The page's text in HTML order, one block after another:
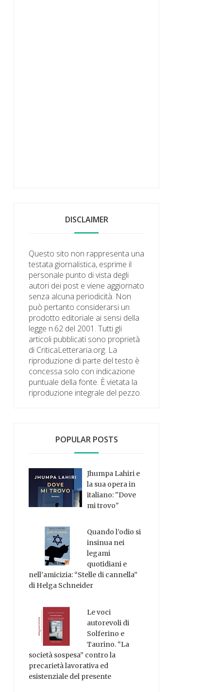
DISCLAIMER
Questo sito non rappresenta una
testata giornalistica, esprime il
personale punto di vista degli
autori dei post e viene aggiornato
senza alcuna periodicità. Non
può pertanto considerarsi un
prodotto editoriale ai sensi della
legge n.62 del 2001. Tutti gli
articoli pubblicati sono proprietà
di CriticaLetteraria.org. La
riproduzione di parte del testo è
concessa solo con indicazione
puntuale della fonte. È vietata la
riproduzione integrale del pezzo.
POPULAR POSTS
Jhumpa Lahiri e
la sua opera in
italiano: "Dove
mi trovo"
Quando l’odio si
insinua nei
legami
quotidiani e
nell’amicizia: “Stelle di cannella”
di Helga Schneider
Le voci
autorevoli di
Solferino e
Taurino. “La
società sospesa” contro la
precarietà lavorativa ed
esistenziale del presente